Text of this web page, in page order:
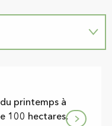
printemps à
100 hectares,